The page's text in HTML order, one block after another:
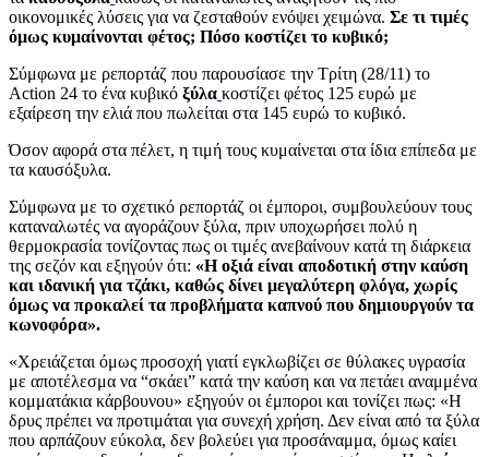
οικονομικές λύσεις για να ζεσταθούν ενόψει χειμώνα. Σε τι τιμές
όμως κυμαίνονται φέτος; Πόσο κοστίζει το κυβικό;
Σύμφωνα με ρεπορτάζ που παρουσίασε την Τρίτη (28/11) το
Action 24 το ένα κυβικό ξύλα κοστίζει φέτος 125 ευρώ με
εξαίρεση την ελιά που πωλείται στα 145 ευρώ το κυβικό.
Όσον αφορά στα πέλετ, η τιμή τους κυμαίνεται στα ίδια επίπεδα με
τα καυσόξυλα.
Σύμφωνα με το σχετικό ρεπορτάζ οι έμποροι, συμβουλεύουν τους
καταναλωτές να αγοράζουν ξύλα, πριν υποχωρήσει πολύ η
θερμοκρασία τονίζοντας πως οι τιμές ανεβαίνουν κατά τη διάρκεια
της σεζόν και εξηγούν ότι: «Η οξιά είναι αποδοτική στην καύση
και ιδανική για τζάκι, καθώς δίνει μεγαλύτερη φλόγα, χωρίς
όμως να προκαλεί τα προβλήματα καπνού που δημιουργούν τα
κωνοφόρα».
«Χρειάζεται όμως προσοχή γιατί εγκλωβίζει σε θύλακες υγρασία
με αποτέλεσμα να “σκάει” κατά την καύση και να πετάει αναμμένα
κομματάκια κάρβουνου» εξηγούν οι έμποροι και τονίζει πως: «Η
δρυς πρέπει να προτιμάται για συνεχή χρήση. Δεν είναι από τα ξύλα
που αρπάζουν εύκολα, δεν βολεύει για προσάναμμα, όμως καίει